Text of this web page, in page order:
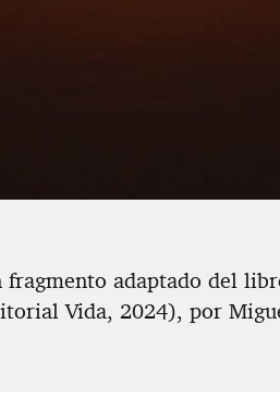
fragmento adaptado del
Vida, 2024), por